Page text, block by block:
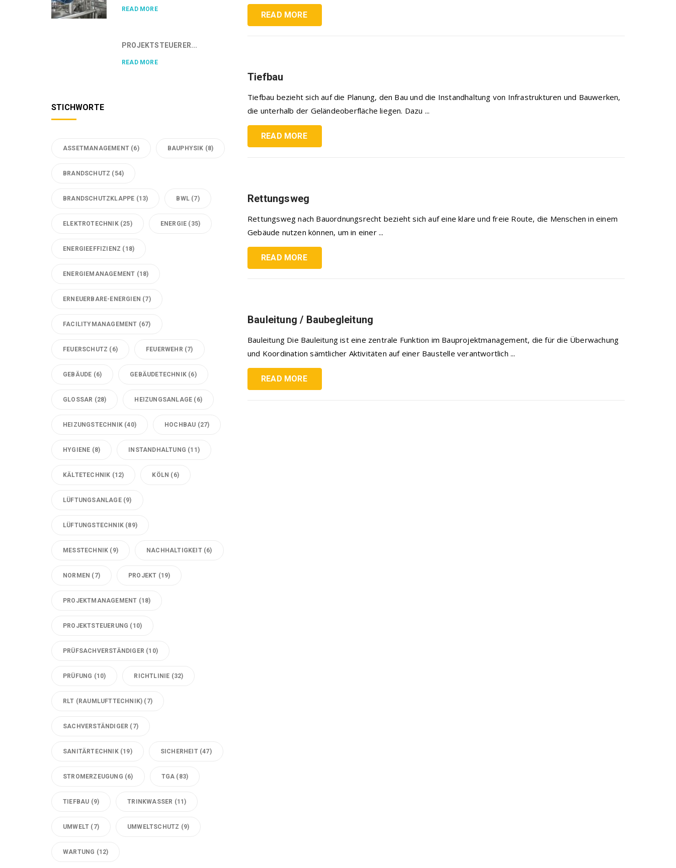
READ MORE
Tiefbau
Tiefbau bezieht sich auf die Planung, den Bau und die Instandhaltung von Infrastrukturen und Bauwerken,
die unterhalb der Geländeoberfläche liegen. Dazu ...
READ MORE
Rettungsweg
Rettungsweg nach Bauordnungsrecht bezieht sich auf eine klare und freie Route, die Menschen in einem
Gebäude nutzen können, um in einer ...
READ MORE
Bauleitung / Baubegleitung
Bauleitung Die Bauleitung ist eine zentrale Funktion im Bauprojektmanagement, die für die Überwachung
und Koordination sämtlicher Aktivitäten auf einer Baustelle verantwortlich ...
READ MORE
READ MORE
PROJEKTSTEUERER...
READ MORE
STICHWORTE
ASSETMANAGEMENT (6) BAUPHYSIK (8)
BRANDSCHUTZ (54)
BRANDSCHUTZKLAPPE (13) BWL (7)
ELEKTROTECHNIK(25) ENERGIE (35)
ENERGIEEFFIZIENZ (18)
ENERGIEMANAGEMENT (18)
ERNEUERBARE-ENERGIEN (7)
FACILITYMANAGEMENT (67)
FEUERSCHUTZ (6) FEUERWEHR (7)
GEBÄUDE (6) GEBÄUDETECHNIK (6)
GLOSSAR (28) HEIZUNGSANLAGE (6)
HEIZUNGSTECHNIK (40) HOCHBAU (27)
HYGIENE (8) INSTANDHALTUNG (11)
KÄLTETECHNIK (12) KÖLN (6)
LÜFTUNGSANLAGE(9)
LÜFTUNGSTECHNIK (89)
MESSTECHNIK (9) NACHHALTIGKEIT(6)
NORMEN (7) PROJEKT (19)
PROJEKTMANAGEMENT (18)
PROJEKTSTEUERUNG (10)
PRÜFSACHVERSTÄNDIGER (10)
PRÜFUNG (10) RICHTLINIE (32)
RLT (RAUMLUFTTECHNIK) (7)
SACHVERSTÄNDIGER (7)
SANITÄRTECHNIK(19) SICHERHEIT(47)
STROMERZEUGUNG (6) TGA (83)
TIEFBAU (9) TRINKWASSER (11)
UMWELT (7) UMWELTSCHUTZ (9)
WARTUNG (12)